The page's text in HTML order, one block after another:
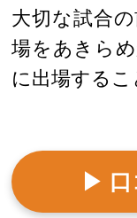
大切な試合
場をあきら
に出場するこ
▶ 口